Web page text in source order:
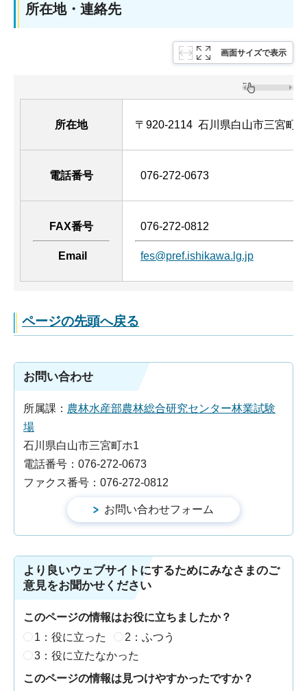
所在地・連絡先
画面サイズで表示
所在地 〒920-2114 石川県白山市三宮町
電話番号 076-272-0673
FAX番号
Email
076-272-0812
fes@pref.ishikawa.lg.jp
ページの先頭へ戻る
お問い合わせ
所属課： 農林水産部農林総合研究センター林業試験
場
石川県白山市三宮町ホ1
電話番号：076-272-0673
ファクス番号：076-272-0812
より良いウェブサイトにするためにみなさまのご
意見をお聞かせください
このページの情報はお役に立ちましたか？
1：役に立った
2：ふつう
3：役に立たなかった
このページの情報は見つけやすかったですか？